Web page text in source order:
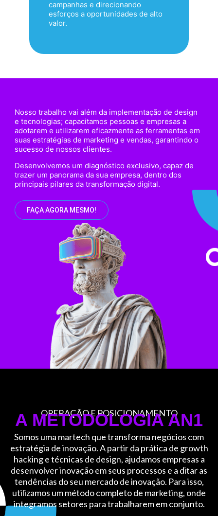
campanhas e direcionando
esforços a oportunidades de alto
valor.
Nosso trabalho vai além da implementação de design
e tecnologias; capacitamos pessoas e empresas a
adotarem e utilizarem eficazmente as ferramentas em
suas estratégias de marketing e vendas, garantindo o
sucesso de nossos clientes.
Desenvolvemos um diagnóstico exclusivo, capaz de
trazer um panorama da sua empresa, dentro dos
principais pilares da transformação digital.
FAÇA AGORA MESMO!
OPERAÇÃO E POSICIONAMENTO
A METODOLOGIA AN1
Somos uma martech que transforma negócios com
estratégia de inovação. A partir da prática de growth
hacking e técnicas de design, ajudamos empresas a
desenvolver inovação em seus processos e a ditar as
tendências do seu mercado de inovação. Para isso,
utilizamos um método completo de marketing, onde
integramos setores para trabalharem em conjunto.